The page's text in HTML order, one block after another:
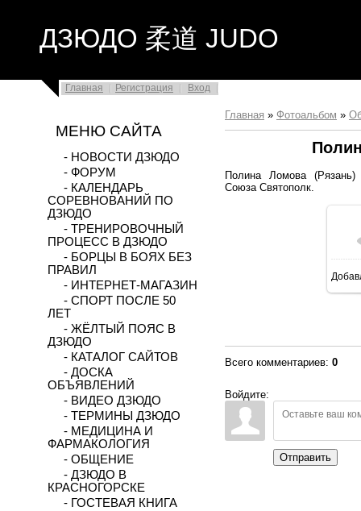
ДЗЮДО 柔道 JUDO
Главная Регистрация Вход
МЕНЮ САЙТА
- НОВОСТИ ДЗЮДО
- ФОРУМ
- КАЛЕНДАРЬ
СОРЕВНОВАНИЙ ПО
ДЗЮДО
- ТРЕНИРОВОЧНЫЙ
ПРОЦЕСС В ДЗЮДО
- БОРЦЫ В БОЯХ БЕЗ
ПРАВИЛ
- ИНТЕРНЕТ-МАГАЗИН
- СПОРТ ПОСЛЕ 50
ЛЕТ
- ЖЁЛТЫЙ ПОЯС В
ДЗЮДО
- КАТАЛОГ САЙТОВ
- ДОСКА
ОБЪЯВЛЕНИЙ
- ВИДЕО ДЗЮДО
- ТЕРМИНЫ ДЗЮДО
- МЕДИЦИНА И
ФАРМАКОЛОГИЯ
- ОБЩЕНИЕ
- ДЗЮДО В
КРАСНОГОРСКЕ
- ГОСТЕВАЯ КНИГА
Главная » Фотоальбом »
Полина Ломова (Рязань)
Союза Святополк.
Всего комментариев: 0
Войдите:
Отправить